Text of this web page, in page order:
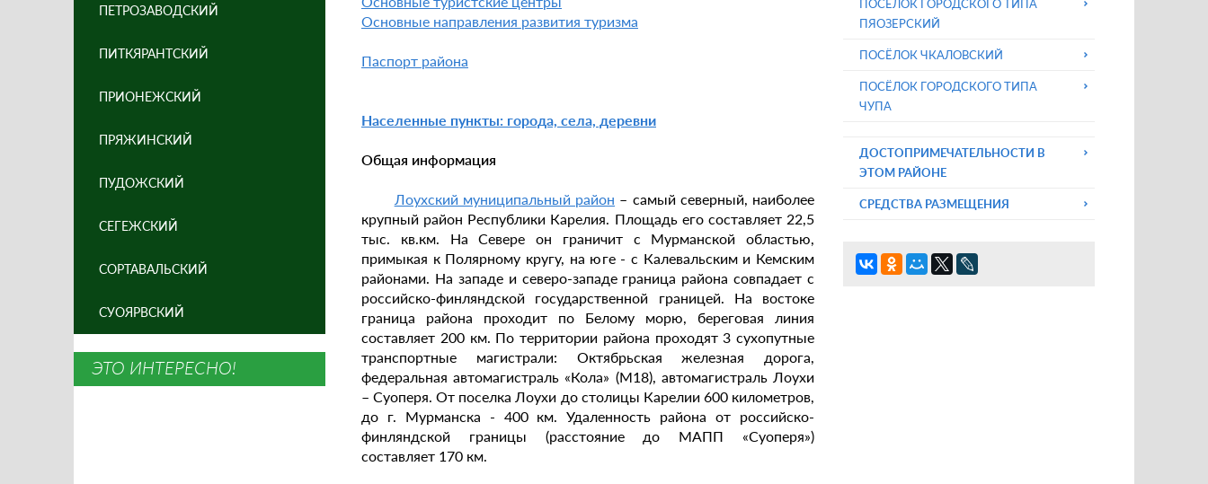
ПОСЁЛОК ГОРОДСКОГО ТИПА
ПЯОЗЕРСКИЙ
ПОСЁЛОК ЧКАЛОВСКИЙ
ПОСЁЛОК ГОРОДСКОГО ТИПА
ЧУПА
ДОСТОПРИМЕЧАТЕЛЬНОСТИ В
ЭТОМ РАЙОНЕ
СРЕДСТВА РАЗМЕЩЕНИЯ
Основные направления развития туризма
Паспорт района
Населенные пункты: города, села, деревни
Общая информация
Лоухский муниципальный район – самый северный, наиболее
крупный район Республики Карелия. Площадь его составляет 22,5
тыс. кв.км. На Севере он граничит с Мурманской областью,
примыкая к Полярному кругу, на юге - с Калевальским и Кемским
районами. На западе и северо-западе граница района совпадает с
российско-финляндской государственной границей. На востоке
граница района проходит по Белому морю, береговая линия
составляет 200 км. По территории района проходят 3 сухопутные
транспортные магистрали: Октябрьская железная дорога,
федеральная автомагистраль «Кола» (М18), автомагистраль Лоухи
– Суоперя. От поселка Лоухи до столицы Карелии 600 километров,
до г. Мурманска - 400 км. Удаленность района от российско-
финляндской границы (расстояние до МАПП «Суоперя»)
составляет 170 км.
ПЕТРОЗАВОДСКИЙ
ПИТКЯРАНТСКИЙ
ПРИОНЕЖСКИЙ
ПРЯЖИНСКИЙ
ПУДОЖСКИЙ
СЕГЕЖСКИЙ
СОРТАВАЛЬСКИЙ
СУОЯРВСКИЙ
ЭТО ИНТЕРЕСНО!